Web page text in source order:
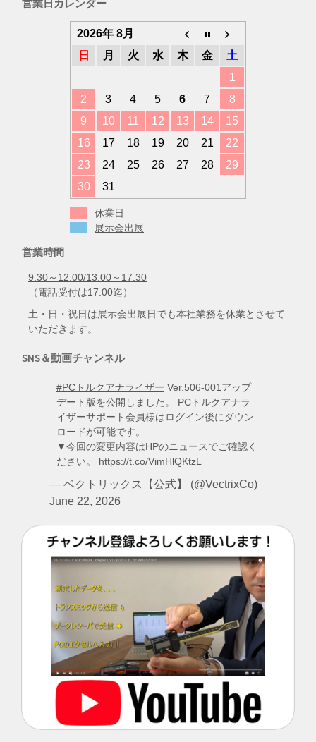
リ
営業日カレンダー
2026年 8月
日
月 火 水 木 金
土
1
2
3 4 5 6 7
8
9
10 11 12 13 14
15
16
17 18 19 20 21
22
23
24 25 26 27 28
29
30
31
休業日
展示会出展
営業時間
9:30～12:00/13:00～17:30
（電話受付は17:00迄）
土・日・祝日は展示会出展日でも本社業務を休業とさせて
いただきます。
SNS＆動画チャンネル
#PCトルクアナライザー Ver.506-001アップ
デート版を公開しました。 PCトルクアナラ
イザーサポート会員様はログイン後にダウン
ロードが可能です。
▼今回の変更内容はHPのニュースでご確認く
ださい。 https://t.co/VimHlQKtzL
— ベクトリックス【公式】 (@VectrixCo)
June 22, 2026